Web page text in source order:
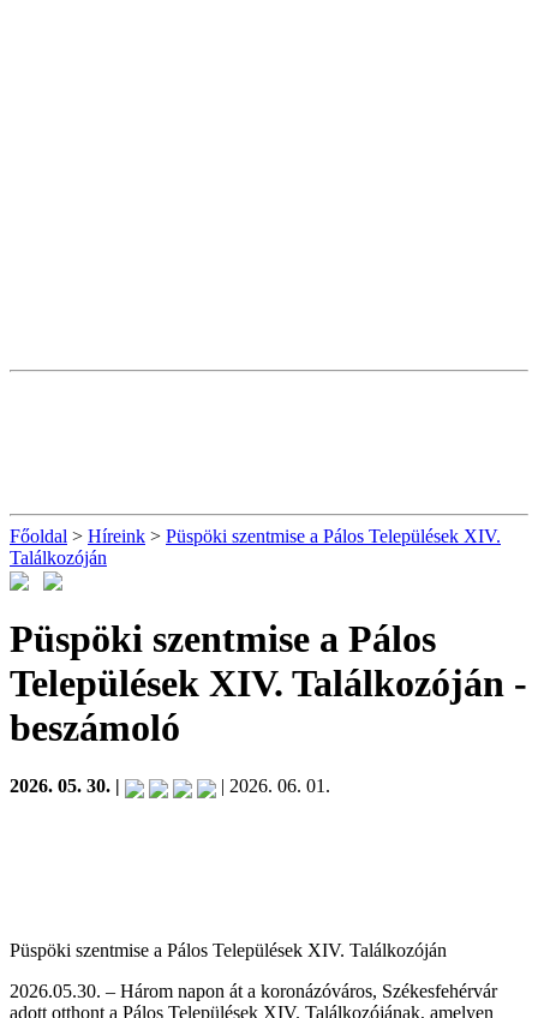
Főoldal > Híreink > Püspöki szentmise a Pálos Települések XIV.
Találkozóján
Püspöki szentmise a Pálos
Települések XIV. Találkozóján -
beszámoló
2026. 05. 30. | | 2026. 06. 01.
Püspöki szentmise a Pálos Települések XIV. Találkozóján
2026.05.30. – Három napon át a koronázóváros, Székesfehérvár
adott otthont a Pálos Települések XIV. Találkozójának, amelyen